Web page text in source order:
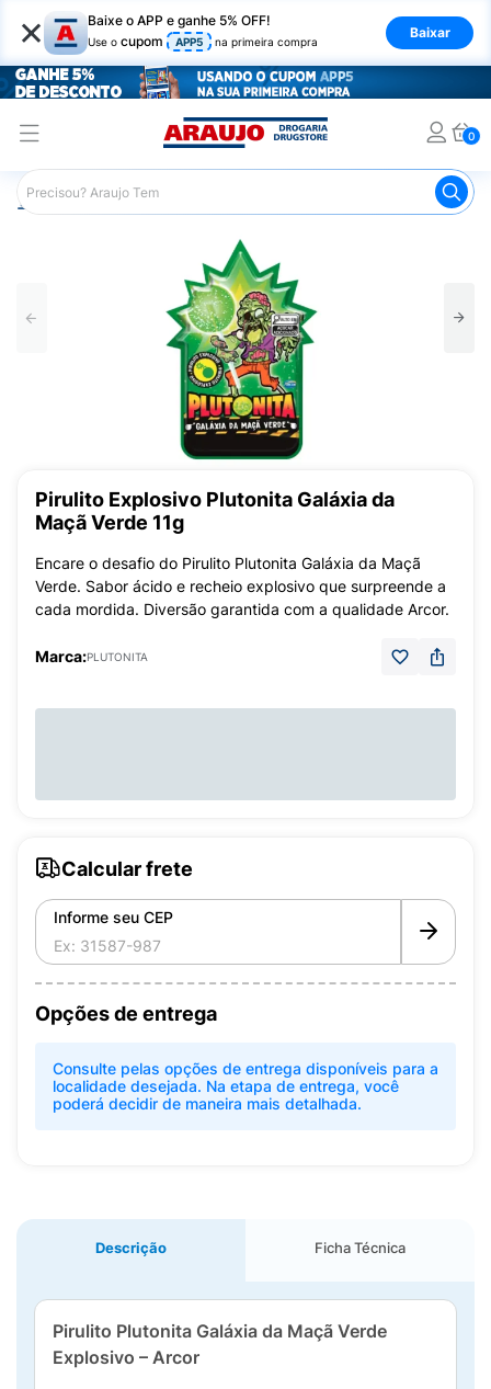
× Baixe o APP e ganhe 5% OFF!
Use o cupom APP5 na primeira compra
Baixar
0
Araujo Mercado Pirulitos
Pirulito Explosivo Plutonita Galáxia da
Maçã Verde 11g
Encare o desafio do Pirulito Plutonita Galáxia da Maçã
Verde. Sabor ácido e recheio explosivo que surpreende a
cada mordida. Diversão garantida com a qualidade Arcor.
Marca:PLUTONITA
Calcular frete
Informe seu CEP
Opções de entrega
Consulte pelas opções de entrega disponíveis para a
localidade desejada. Na etapa de entrega, você
poderá decidir de maneira mais detalhada.
Descrição Ficha Técnica
Pirulito Plutonita Galáxia da Maçã Verde
Explosivo – Arcor